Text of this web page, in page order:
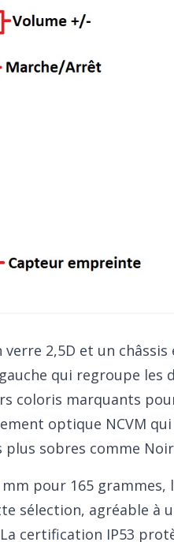
verre 2,5D et un
qui regroupe les
coloris marquants
optique NCVM
sobres comme
mm pour 165
sélection, agréable à
certification IP53